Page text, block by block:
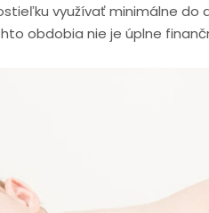
využívať minimálne do
obdobia nie je úplne